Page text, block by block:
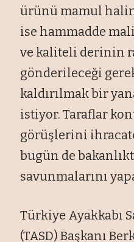
ürünü mamul
ise hammadde
ve kaliteli derinin
gönderileceği
kaldırılmak bir
istiyor. Taraflar
görüşlerini
bugün de
savunmalarını
Türkiye Ayakkabı
(TASD) Başkanı